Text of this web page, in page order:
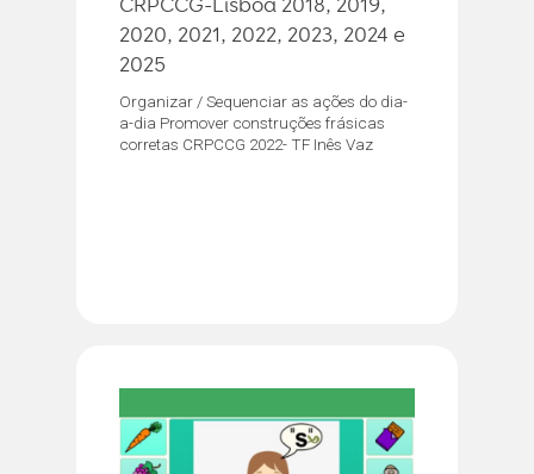
CRPCCG-Lisboa 2018, 2019,
2020, 2021, 2022, 2023, 2024 e
2025
Organizar / Sequenciar as ações do dia-
a-dia Promover construções frásicas
corretas CRPCCG 2022- TF Inês Vaz